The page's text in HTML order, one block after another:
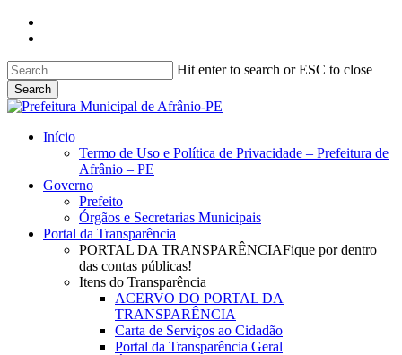
Skip
content
Hit enter to search or ESC to close
Search
Close
search
Menu
Início
Termo de Uso e Política de Privacidade – Prefeitura de
Afrânio – PE
Governo
Prefeito
Órgãos e Secretarias Municipais
Portal da Transparência
PORTAL DA TRANSPARÊNCIAFique por dentro
das contas públicas!
Itens do Transparência
ACERVO DO PORTAL DA
TRANSPARÊNCIA
Carta de Serviços ao Cidadão
Portal da Transparência Geral